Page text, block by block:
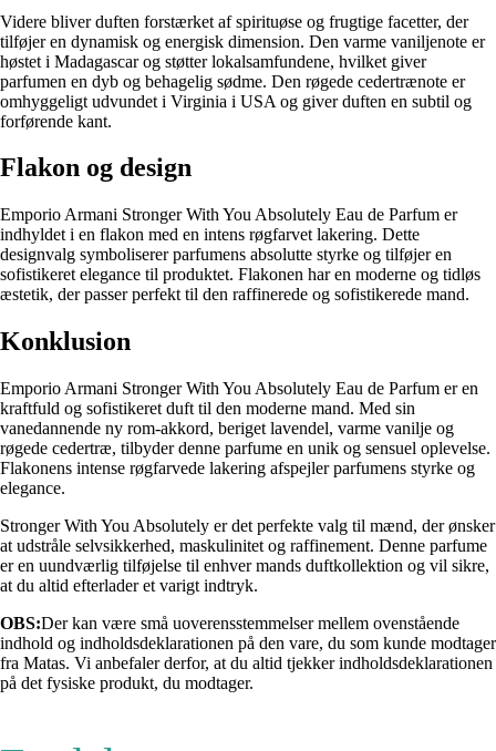
Videre bliver duften forstærket af spirituøse og frugtige facetter, der
tilføjer en dynamisk og energisk dimension. Den varme vaniljenote er
høstet i Madagascar og støtter lokalsamfundene, hvilket giver
parfumen en dyb og behagelig sødme. Den røgede cedertrænote er
omhyggeligt udvundet i Virginia i USA og giver duften en subtil og
forførende kant.
Flakon og design
Emporio Armani Stronger With You Absolutely Eau de Parfum er
indhyldet i en flakon med en intens røgfarvet lakering. Dette
designvalg symboliserer parfumens absolutte styrke og tilføjer en
sofistikeret elegance til produktet. Flakonen har en moderne og tidløs
æstetik, der passer perfekt til den raffinerede og sofistikerede mand.
Konklusion
Emporio Armani Stronger With You Absolutely Eau de Parfum er en
kraftfuld og sofistikeret duft til den moderne mand. Med sin
vanedannende ny rom-akkord, beriget lavendel, varme vanilje og
røgede cedertræ, tilbyder denne parfume en unik og sensuel oplevelse.
Flakonens intense røgfarvede lakering afspejler parfumens styrke og
elegance.
Stronger With You Absolutely er det perfekte valg til mænd, der ønsker
at udstråle selvsikkerhed, maskulinitet og raffinement. Denne parfume
er en uundværlig tilføjelse til enhver mands duftkollektion og vil sikre,
at du altid efterlader et varigt indtryk.
OBS:Der kan være små uoverensstemmelser mellem ovenstående
indhold og indholdsdeklarationen på den vare, du som kunde modtager
fra Matas. Vi anbefaler derfor, at du altid tjekker indholdsdeklarationen
på det fysiske produkt, du modtager.